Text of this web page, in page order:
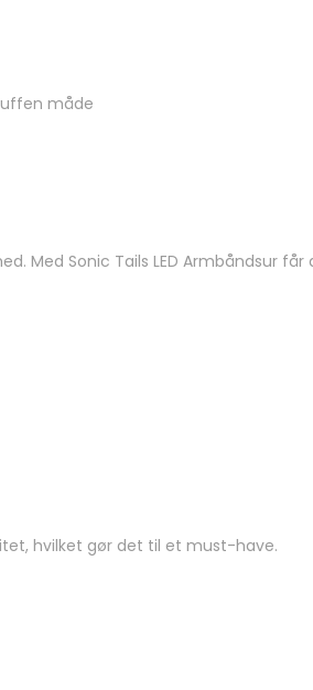
måde
Sonic Tails LED Armbåndsur får
hvilket gør det til et must-have.